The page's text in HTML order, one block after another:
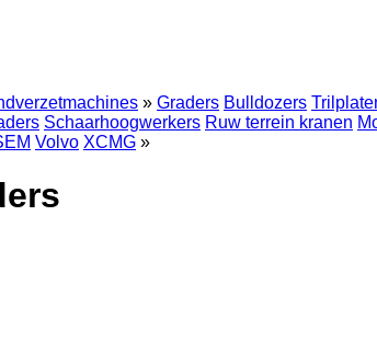
» Graders Bulldozers
Schaarhoogwerkers Ruw terrein kranen
Volvo XCMG »